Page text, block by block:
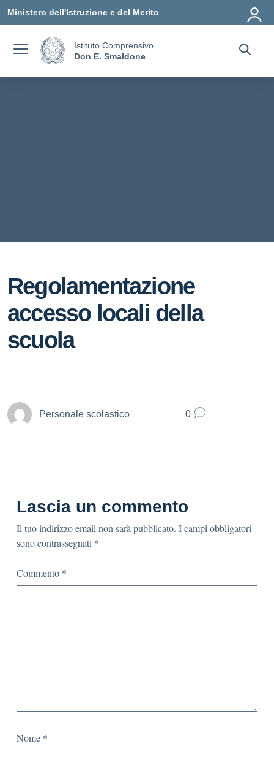
Ministero dell'Istruzione e del Merito
Istituto Comprensivo
Don E. Smaldone
Regolamentazione
accesso locali della
scuola
Personale scolastico 0
Lascia un commento
Il tuo indirizzo email non sarà pubblicato. I campi obbligatori
sono contrassegnati *
Commento *
Nome *